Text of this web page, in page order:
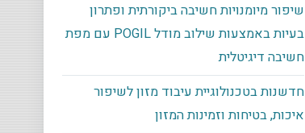
שיפור מיומנויות חשיבה ביקורתית ופתרון
בעיות באמצעות שילוב מודל POGIL עם מפת
חשיבה דיגיטלית
חדשנות בטכנולוגיית עיבוד מזון לשיפור
איכות, בטיחות וזמינות המזון